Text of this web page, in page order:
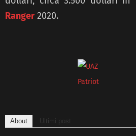
Ranger2020.
About Ultimi post